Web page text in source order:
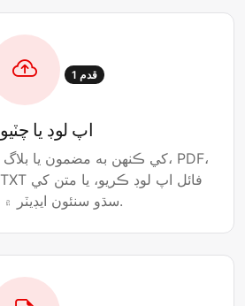
قدم 1
اپ لوڊ يا چٽيو
سڌو سنئون ايڊيٽر ۾ لڳايو.